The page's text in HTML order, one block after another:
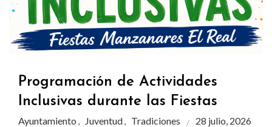
Programación de Actividades
Inclusivas durante las Fiestas
Ayuntamiento , Juventud, Tradiciones 28 julio, 2026